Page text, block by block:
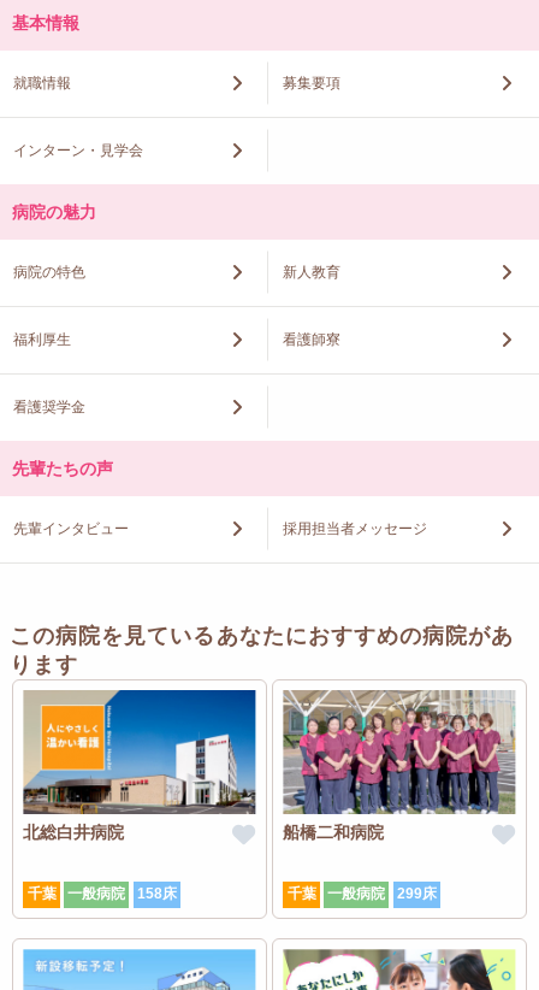
基本情報
就職情報 募集要項
インターン・見学会
病院の魅力
病院の特色 新人教育
福利厚生 看護師寮
看護奨学金
先輩たちの声
先輩インタビュー 採用担当者メッセージ
この病院を見ているあなたにおすすめの病院があ
ります
北総白井病院
千葉 一般病院 158床
船橋二和病院
千葉 一般病院 299床